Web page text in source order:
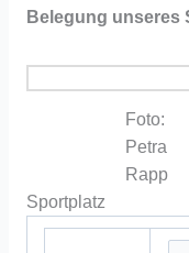
Belegung unseres
Foto:
Petra
Rapp
Sportplatz